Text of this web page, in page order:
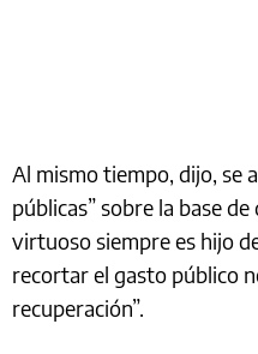
Al mismo tiempo, dijo, se
públicas” sobre la base
virtuoso siempre es hijo
recortar el gasto público
recuperación”.